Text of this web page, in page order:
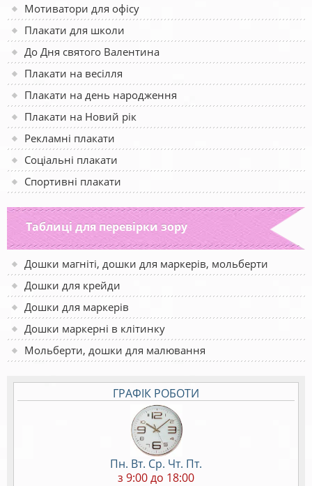
Мотиватори для офісу
Плакати для школи
До Дня святого Валентина
Плакати на весілля
Плакати на день народження
Плакати на Новий рік
Рекламні плакати
Соціальні плакати
Спортивні плакати
Таблиці для перевірки зору
Дошки магніті, дошки для маркерів, мольберти
Дошки для крейди
Дошки для маркерів
Дошки маркерні в клітинку
Мольберти, дошки для малювання
ГРАФІК РОБОТИ
Пн. Вт. Ср. Чт. Пт.
з 9:00 до 18:00